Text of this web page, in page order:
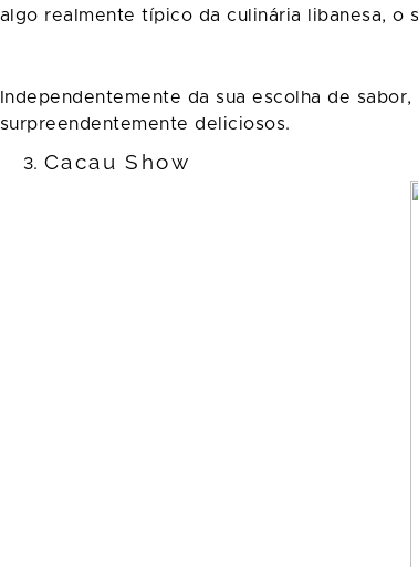
algo realmente típico da culinária libanesa, o
Independentemente da sua escolha de
surpreendentemente deliciosos.
Cacau Show